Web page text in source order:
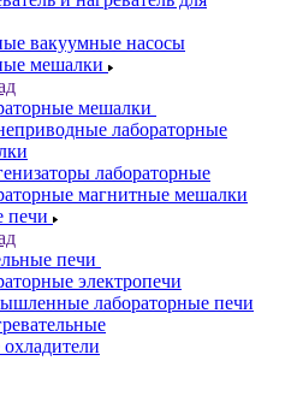
вакуумные насосы
мешалки
мешалки
лабораторные
лабораторные
магнитные мешалки
печи
печи
электропечи
лабораторные печи